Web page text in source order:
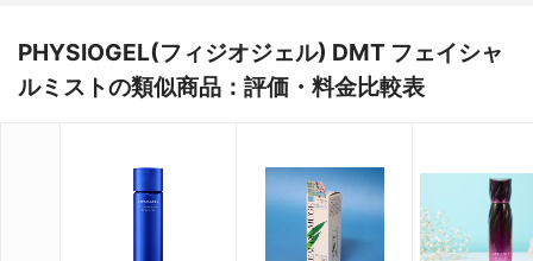
PHYSIOGEL(フィジオジェル) DMT フェイシャ
ルミストの類似商品：評価・料金比較表